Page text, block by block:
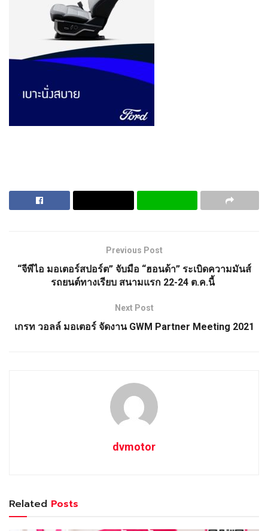
Previous Post
“จีพีไอ มอเตอร์สปอร์ต” จับมือ “ฮอนด้า” ระเบิดความมันส์
รถยนต์ทางเรียบ สนามแรก 22-24 ต.ค.นี้
Next Post
เกรท วอลล์ มอเตอร์ จัดงาน GWM Partner Meeting 2021
dvmotor
Related Posts